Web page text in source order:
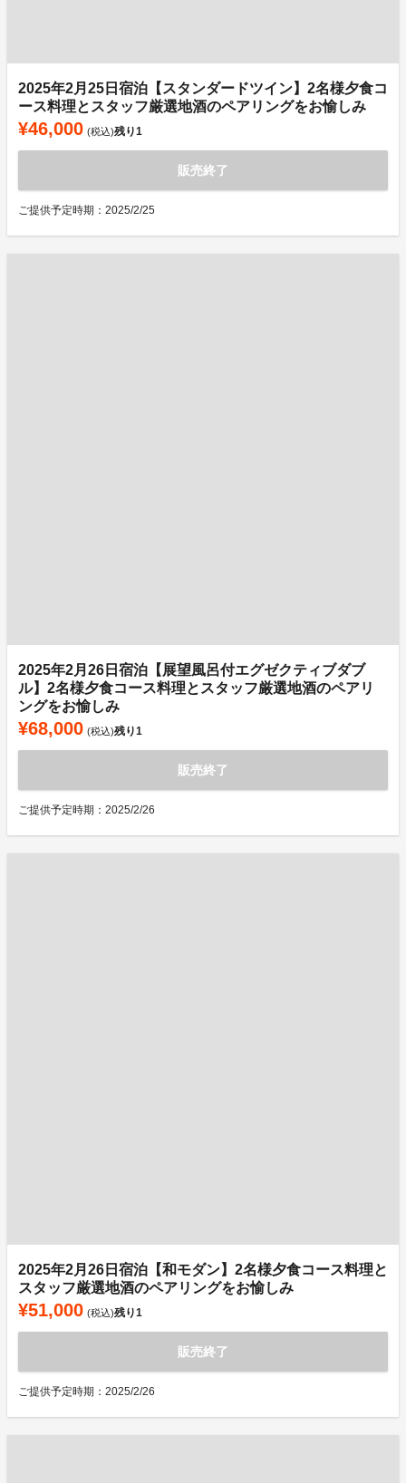
2025年2月25日宿泊【スタンダードツイン】2名様夕食コ
ース料理とスタッフ厳選地酒のペアリングをお愉しみ
¥46,000 (税込)残り1
販売終了
ご提供予定時期：2025/2/25
2025年2月26日宿泊【展望風呂付エグゼクティブダブ
ル】2名様夕食コース料理とスタッフ厳選地酒のペアリ
ングをお愉しみ
¥68,000 (税込)残り1
販売終了
ご提供予定時期：2025/2/26
2025年2月26日宿泊【和モダン】2名様夕食コース料理と
スタッフ厳選地酒のペアリングをお愉しみ
¥51,000 (税込)残り1
販売終了
ご提供予定時期：2025/2/26